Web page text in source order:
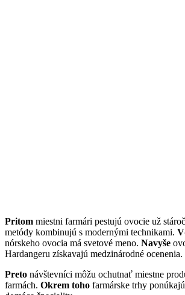
Pritom miestni farmári pestujú ovocie už
metódy kombinujú s modernými technikami.
nórskeho ovocia má svetové meno. Navyše
Hardangeru získavajú medzinárodné ocenenia.
Preto návštevníci môžu ochutnať miestne
farmách. Okrem toho farmárske trhy